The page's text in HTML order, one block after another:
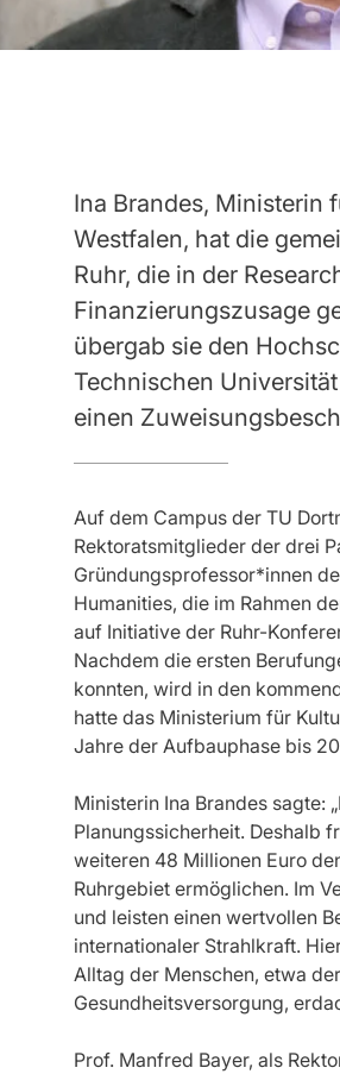
Ina Brandes, Ministerin
Westfalen, hat die
Ruhr, die in der
Finanzierungszusage
übergab sie den
Technischen
einen
Auf dem Campus der TU
Rektoratsmitglieder der drei
Gründungsprofessor*innen
Humanities, die im Rahmen
auf Initiative der Ruhr-
Nachdem die ersten
konnten, wird in den
hatte das Ministerium für
Jahre der Aufbauphase bis
Ministerin Ina Brandes sagte:
Planungssicherheit. Deshalb
weiteren 48 Millionen Euro
Ruhrgebiet ermöglichen. Im
und leisten einen wertvollen
internationaler Strahlkraft.
Alltag der Menschen, etwa
Gesundheitsversorgung,
Prof. Manfred Bayer, als